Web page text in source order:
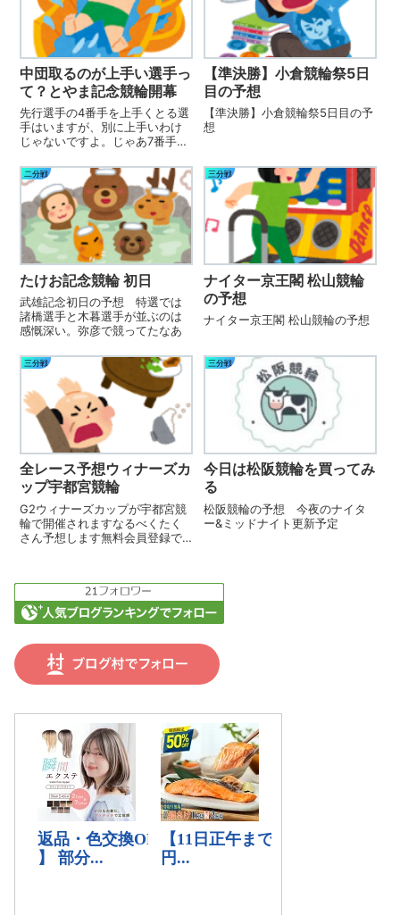
中団取るのが上手い選手っ
て？とやま記念競輪開幕
先行選手の4番手を上手くとる選
手はいますが、別に上手いわけ
じゃないですよ。じゃあ7番手に
【準決勝】小倉競輪祭5日
目の予想
【準決勝】小倉競輪祭5日目の予
想
二分戦
たけお記念競輪 初日
武雄記念初日の予想 特選では
諸橋選手と木暮選手が並ぶのは
感慨深い。弥彦で競ってたなあ
三分戦
ナイター京王閣 松山競輪
の予想
ナイター京王閣 松山競輪の予想
三分戦
全レース予想ウィナーズカ
ップ宇都宮競輪
G2ウィナーズカップが宇都宮競
輪で開催されますなるべくたく
さん予想します無料会員登録で
荒井3坂本 6末木4阿部8久木原
横をやる位置取りすると言って
る5岩本選手だが、脚使って...
三分戦
今日は松阪競輪を買ってみ
る
松阪競輪の予想 今夜のナイタ
ー&ミッドナイト更新予定